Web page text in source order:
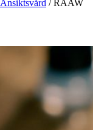
Ansiktsvård / RAAW